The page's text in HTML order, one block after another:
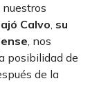
Calvo, su
, nos
posibilidad de
de la